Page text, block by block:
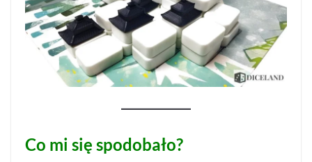
Co mi się spodobało?